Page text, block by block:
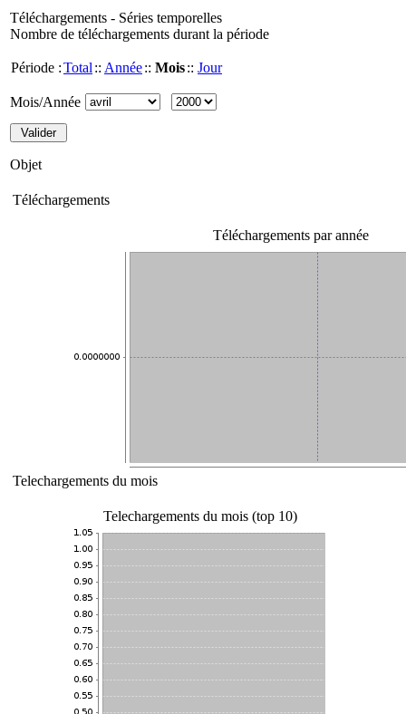
Téléchargements - Séries temporelles
Nombre de téléchargements durant la période
Période :Total :: Année:: Mois:: Jour
Mois/Année
Objet
Téléchargements
Téléchargements par année
Telechargements du mois
Telechargements du mois (top 10)